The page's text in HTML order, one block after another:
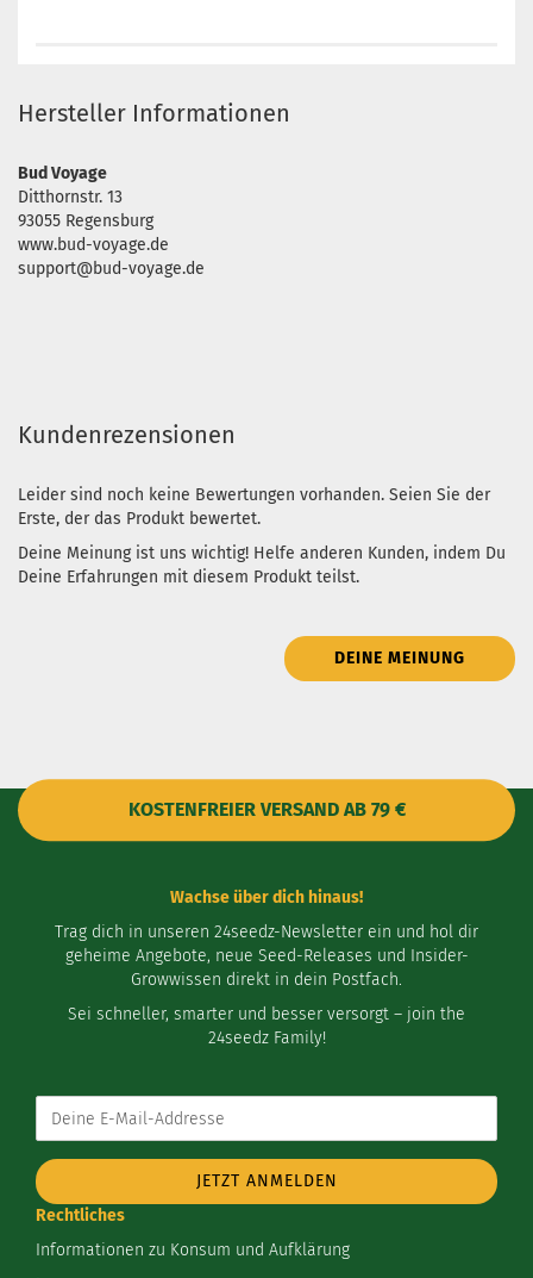
Hersteller Informationen
Bud Voyage
Ditthornstr. 13
93055 Regensburg
www.bud-voyage.de
support@bud-voyage.de
Kundenrezensionen
Leider sind noch keine Bewertungen vorhanden. Seien Sie der
Erste, der das Produkt bewertet.
Deine Meinung ist uns wichtig! Helfe anderen Kunden, indem Du
Deine Erfahrungen mit diesem Produkt teilst.
DEINE MEINUNG
KOSTENFREIER VERSAND AB 79 €
Wachse über dich hinaus!
Trag dich in unseren 24seedz-Newsletter ein und hol dir
geheime Angebote, neue Seed-Releases und Insider-
Growwissen direkt in dein Postfach.
Sei schneller, smarter und besser versorgt – join the
24seedz Family!
Addresse
Rechtliches
Informationen zu Konsum und Aufklärung